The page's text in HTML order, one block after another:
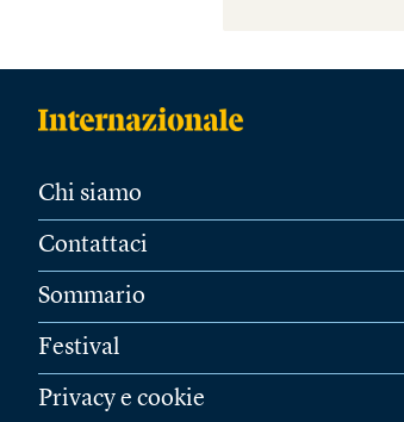
Chi siamo
Contattaci
Sommario
Festival
Privacy e cookie